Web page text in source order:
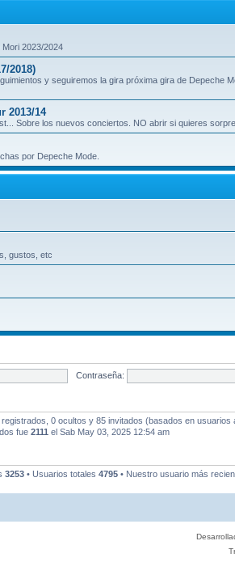
2023/2024
2018)
y seguiremos la gira próxima gira de Depeche
2013/14
Sobre los nuevos conciertos. NO abrir si quieres
por Depeche Mode.
gustos, etc
Contraseña:
0 ocultos y 85 invitados (basados en usuarios
fue 2111 el Sab May 03, 2025 12:54 am
3253 • Usuarios totales 4795 • Nuestro usuario más